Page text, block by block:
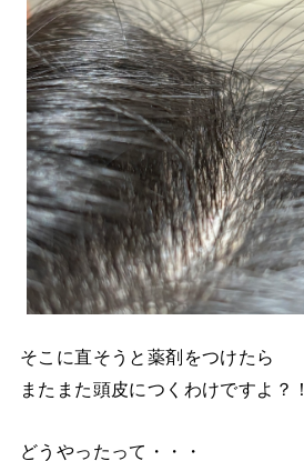
そこに直そうと薬剤をつけたら
またまた頭皮につくわけですよ？！
どうやったって・・・